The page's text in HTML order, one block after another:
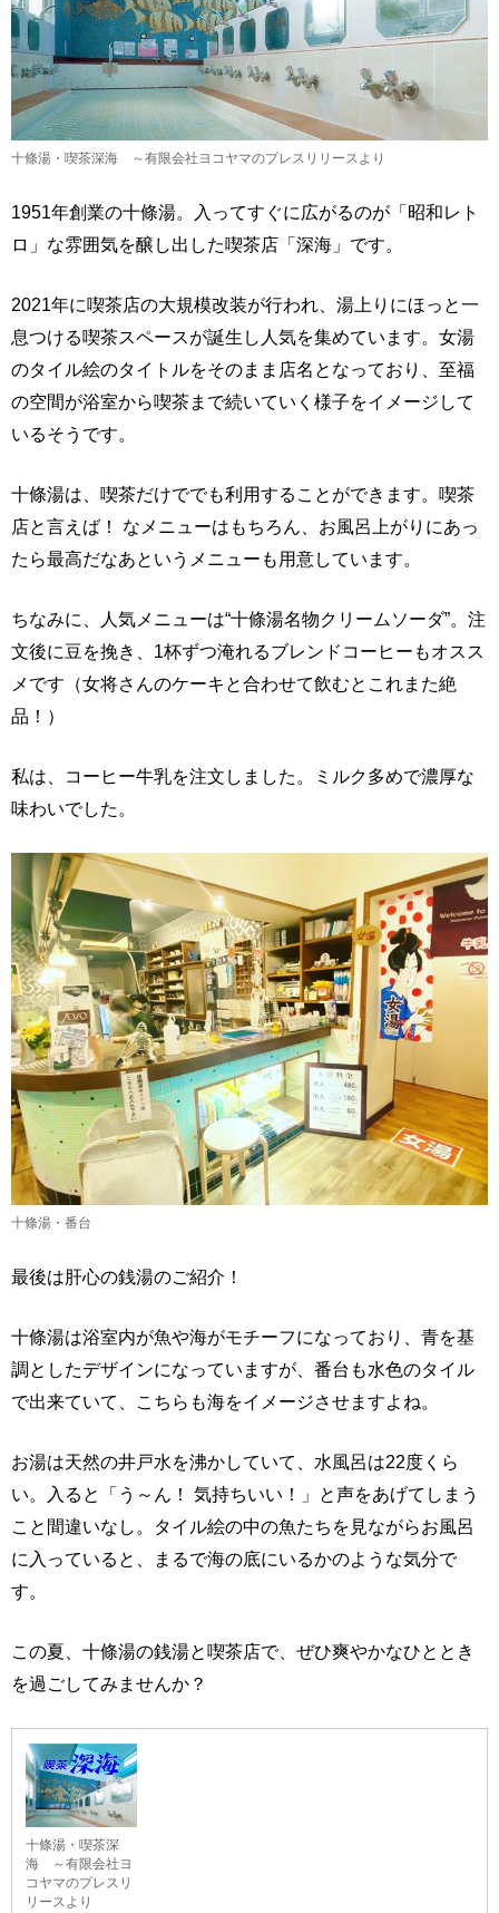
十條湯・喫茶深海 ～有限会社ヨコヤマのプレスリリースより
1951年創業の十條湯。入ってすぐに広がるのが「昭和レト
ロ」な雰囲気を醸し出した喫茶店「深海」です。
2021年に喫茶店の大規模改装が行われ、湯上りにほっと一
息つける喫茶スペースが誕生し人気を集めています。女湯
のタイル絵のタイトルをそのまま店名となっており、至福
の空間が浴室から喫茶まで続いていく様子をイメージして
いるそうです。
十條湯は、喫茶だけででも利用することができます。喫茶
店と言えば！ なメニューはもちろん、お風呂上がりにあっ
たら最高だなあというメニューも用意しています。
ちなみに、人気メニューは“十條湯名物クリームソーダ”。注
文後に豆を挽き、1杯ずつ淹れるブレンドコーヒーもオスス
メです（女将さんのケーキと合わせて飲むとこれまた絶
品！）
私は、コーヒー牛乳を注文しました。ミルク多めで濃厚な
味わいでした。
十條湯・番台
最後は肝心の銭湯のご紹介！
十條湯は浴室内が魚や海がモチーフになっており、青を基
調としたデザインになっていますが、番台も水色のタイル
で出来ていて、こちらも海をイメージさせますよね。
お湯は天然の井戸水を沸かしていて、水風呂は22度くら
い。入ると「う～ん！ 気持ちいい！」と声をあげてしまう
こと間違いなし。タイル絵の中の魚たちを見ながらお風呂
に入っていると、まるで海の底にいるかのような気分で
す。
この夏、十條湯の銭湯と喫茶店で、ぜひ爽やかなひととき
を過ごしてみませんか？
十條湯・喫茶深
海 ～有限会社ヨ
コヤマのプレスリ
リースより